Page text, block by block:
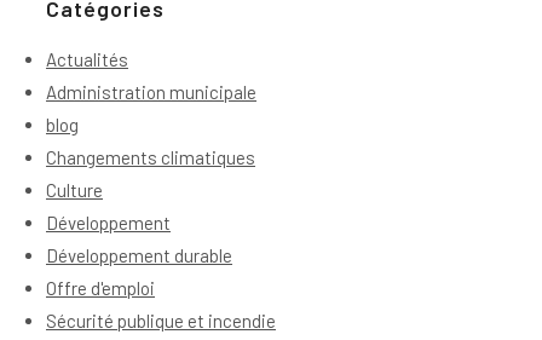
Catégories
Actualités
Administration municipale
blog
Changements climatiques
Culture
Développement
Développement durable
Offre d'emploi
Sécurité publique et incendie